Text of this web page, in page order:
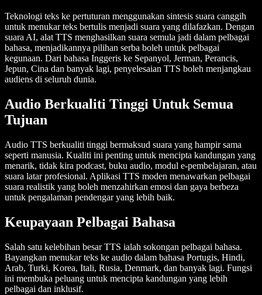
Teknologi teks ke pertuturan menggunakan sintesis suara canggih
untuk menukar teks bertulis menjadi suara yang dilafazkan. Dengan
suara AI, alat TTS menghasilkan suara semula jadi dalam pelbagai
bahasa, menjadikannya pilihan serba boleh untuk pelbagai
kegunaan. Dari bahasa Inggeris ke Sepanyol, Jerman, Perancis,
Jepun, Cina dan banyak lagi, penyelesaian TTS boleh menjangkau
audiens di seluruh dunia.
Audio Berkualiti Tinggi Untuk Semua
Tujuan
Audio TTS berkualiti tinggi bermaksud suara yang hampir sama
seperti manusia. Kualiti ini penting untuk mencipta kandungan yang
menarik, tidak kira podcast, buku audio, modul e-pembelajaran, atau
suara latar profesional. Aplikasi TTS moden menawarkan pelbagai
suara realistik yang boleh menzahirkan emosi dan gaya berbeza
untuk pengalaman pendengar yang lebih baik.
Keupayaan Pelbagai Bahasa
Salah satu kelebihan besar TTS ialah sokongan pelbagai bahasa.
Bayangkan menukar teks ke audio dalam bahasa Portugis, Hindi,
Arab, Turki, Korea, Itali, Rusia, Denmark, dan banyak lagi. Fungsi
ini membuka peluang untuk mencipta kandungan yang lebih
pelbagai dan inklusif.